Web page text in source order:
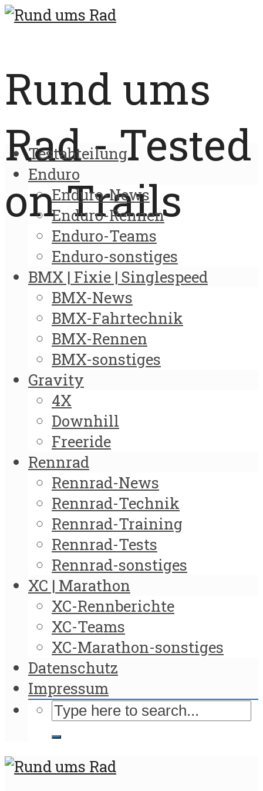
Rund ums
Rad - Tested
on Trails
Testabteilung
Enduro
Enduro-News
Enduro-Rennen
Enduro-Teams
Enduro-sonstiges
BMX | Fixie | Singlespeed
BMX-News
BMX-Fahrtechnik
BMX-Rennen
BMX-sonstiges
Gravity
4X
Downhill
Freeride
Rennrad
Rennrad-News
Rennrad-Technik
Rennrad-Training
Rennrad-Tests
Rennrad-sonstiges
XC | Marathon
XC-Rennberichte
XC-Teams
XC-Marathon-sonstiges
Datenschutz
Impressum